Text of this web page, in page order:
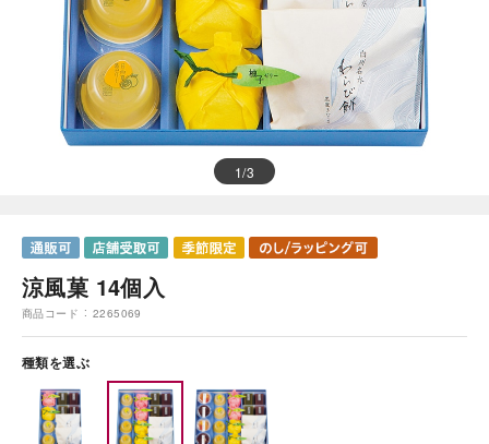
1/3
涼風菓 14個入
商品コード 2265069
種類を選ぶ